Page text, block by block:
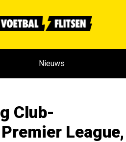
Nieuws
Club-
League,